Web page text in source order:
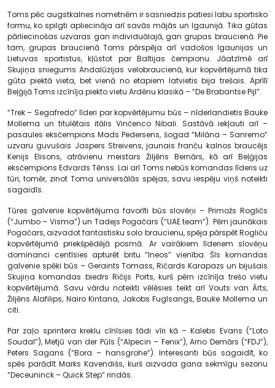
Toms pēc augstkalnes nometnēm ir sasniedzis patiesi labu sportisko
formu, ko spilgti apliecināja arī savās mājās un Igaunijā. Tika gūtas
pārliecinošas uzvaras gan individuālajā, gan grupas braucienā. Pie
tam, grupas braucienā Toms pārspēja arī vadošos Igaunijas un
Lietuvas sportistus, kļūstot par Baltijas čempionu. Jāatzīmē arī
Skujiņa sniegums Andalūzijas velobraucienā, kur kopvērtējumā tika
gūta piektā vieta, bet vienā no etapiem latvietis bija trešais. Aprīlī
Beļģijā Toms izcīnīja piekto vietu Ardēnu klasikā – “De Brabantse Pijl”.
“Trek – Segafredo” līderi par kopvērtējumu būs – nīderlandietis Bauke
Mollema un titulētais itālis Vinčenco Nibali. Sastāvā iekļauti arī –
pasaules eksčempions Mads Pedersens, šogad “Milāna – Sanremo”
uzvaru guvušais Jaspers Streivens, jaunais franču kalnos braucējs
Kenijs Elisons, atrāvienu meistars Žiljēns Bernārs, kā arī Beļģijas
eksčempions Edvards Tēnss. Lai arī Toms nebūs komandas līderis uz
tūri, tomēr, zinot Toma universālās spējas, savu iespēju viņš noteikti
sagaidīs.
Tūres galvenie kopvērtējuma favorīti būs slovēņi – Primožs Rogličs
(“Jumbo – Visma”) un Tadejs Pogačars (“UAE team”). Pērn jaunākais
Pogačars, aizvadot fantastisku solo braucienu, spēja pārspēt Rogliču
kopvērtējumā priekšpēdējā posmā. Ar vairākiem līderiem slovēņu
dominanci centīsies apturēt britu “Ineos” vienība. Šīs komandas
galvenie spēki būs – Geraints Tomass, Ričards Karapazs un bijušais
Skujiņa komandas biedrs Ričijs Ports, kurš pērn izcīnīja trešo vietu
kopvērtējumā. Savu vārdu noteikti vēlēsies teikt arī Vouts van Ārts,
Žiljēns Alafilips, Nairo Kintana, Jakobs Fuglsangs, Bauke Mollema un
citi.
Par zaļo sprintera kreklu cīnīsies tādi vīri kā – Kalebs Evans (“Loto
Soudal”), Metjū van der Pūls (“Alpecin – Fenix”), Arno Demārs (“FDJ”),
Peters Sagans (“Bora – hansgrohe”). Interesanti būs sagaidīt, ko
spēs parādīt Marks Kavendišs, kurš aizvada gana sekmīgu sezonu
“Deceuninck – Quick Step” rindās.